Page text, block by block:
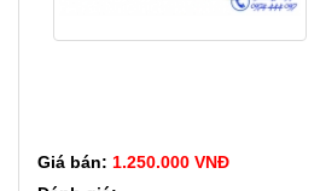
Giá bán: 1.250.000 VNĐ